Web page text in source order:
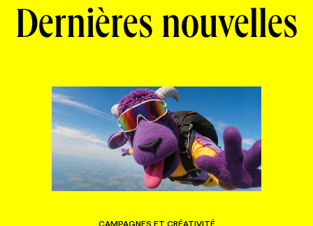
Dernières nouvelles
CAMPAGNES ET CRÉATIVITÉ